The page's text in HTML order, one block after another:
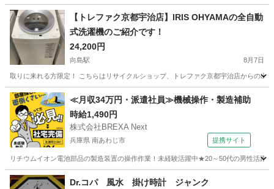
【トレファク京都宇治店】IRIS OHYAMAの全自動
式洗濯機のご紹介です！
24,200円
向島駅 8月7日
取りに来れる方限定！ こちらはリサイクルショップ、トレファク京都宇治店からの出
京都 京都市 向島駅 生活家電 IRIS
≪月収34万円・派遣社員≫機械操作・製造補助
時給1,490円
株式会社BREXA Next
兵庫県 南あわじ市 提携サイト
リチウムイオン電池部品の製造装置の操作作業！未経験活躍中★20～50代の男性活
兵庫 南あわじ市 その他
Dr.コパ 風水 掛け時計 ジャンク